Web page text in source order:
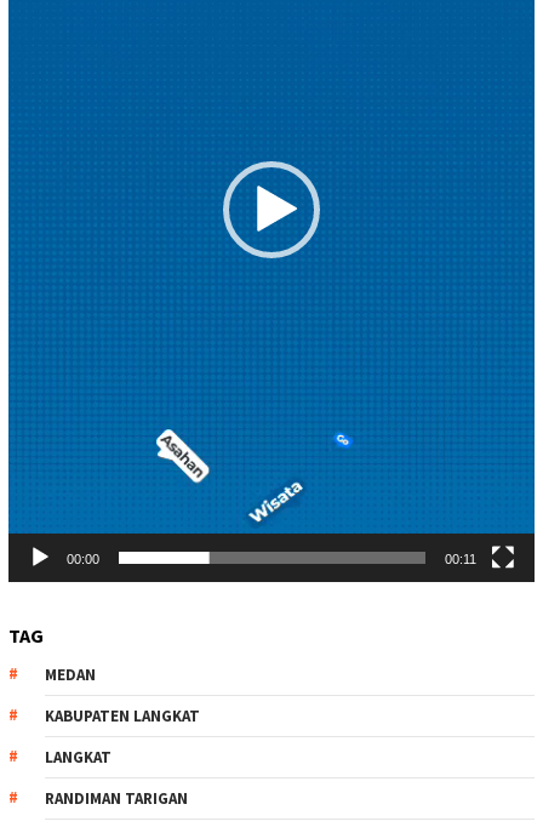
00:00 00:11
TAG
MEDAN
KABUPATEN LANGKAT
LANGKAT
RANDIMAN TARIGAN